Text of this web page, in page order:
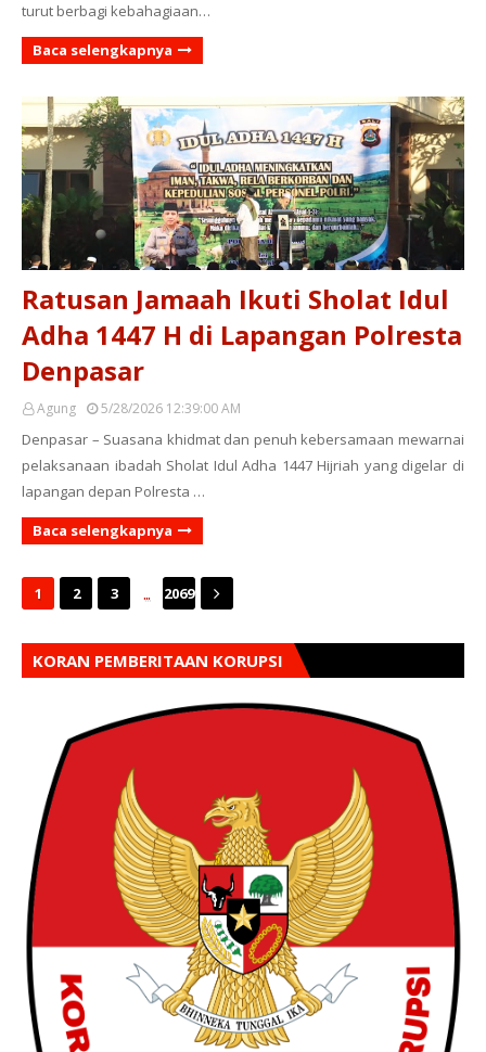
turut berbagi kebahagiaan…
Baca selengkapnya
Ratusan Jamaah Ikuti Sholat Idul
Adha 1447 H di Lapangan Polresta
Denpasar
Agung 5/28/2026 12:39:00 AM
Denpasar – Suasana khidmat dan penuh kebersamaan mewarnai
pelaksanaan ibadah Sholat Idul Adha 1447 Hijriah yang digelar di
lapangan depan Polresta …
Baca selengkapnya
1 2 3 ... 2069
KORAN PEMBERITAAN KORUPSI